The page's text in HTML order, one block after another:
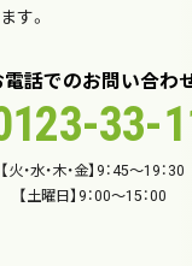
す。
電話でのお問い合わ
33-
【火・水・木・金】9：45～19：30
【土曜日】9：00～15：00